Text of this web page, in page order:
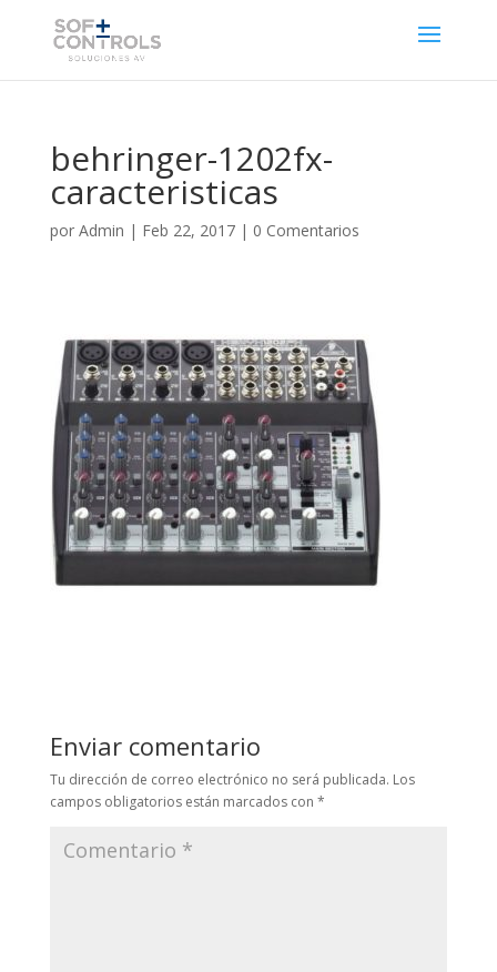
behringer-1202fx-
caracteristicas
por Admin | Feb 22, 2017| 0 Comentarios
Enviar comentario
Tu dirección de correo electrónico no será publicada. Los
campos obligatorios están marcados con *